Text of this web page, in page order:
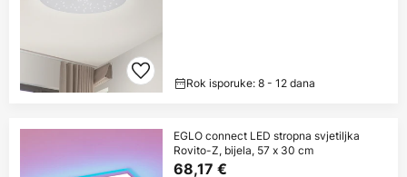
Rok isporuke: 8 - 12 dana
EGLO connect LED stropna svjetiljka
Rovito-Z, bijela, 57 x 30 cm
68,17 €